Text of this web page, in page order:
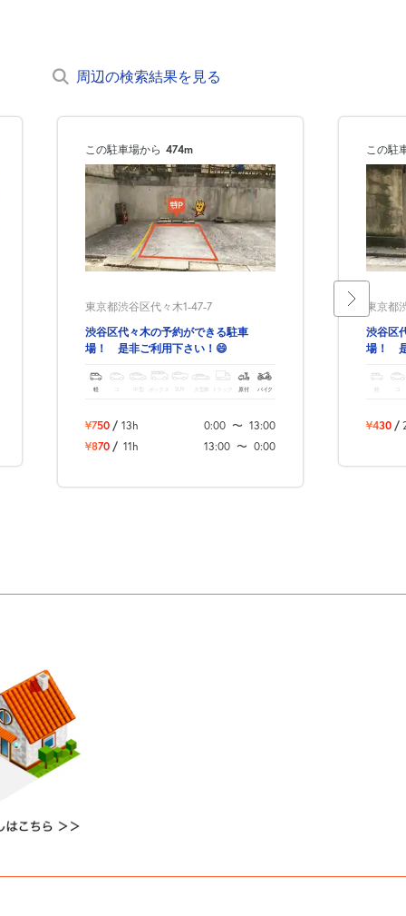
周辺の検索結果を見る
この駐車場から 474m
東京都渋谷区代々木1-47-7
渋谷区代々木の予約ができる駐車
場！ 是非ご利用下さい！😄
軽 中型 ボックス SUV 大型車 トラック 原付 バイク
¥750 / 13h 0:00 〜 13:00
¥870 / 11h 13:00 〜 0:00
この駐
東京都
渋谷区
場！
軽
¥430 /